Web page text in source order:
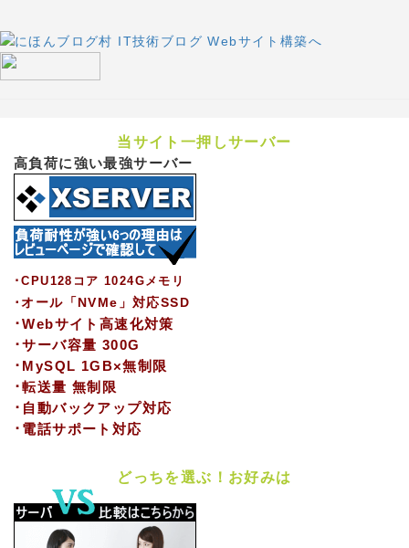
当サイト一押しサーバー
高負荷に強い最強サーバー
･CPU128コア 1024Gメモリ
･オール「NVMe」対応SSD
･Webサイト高速化対策
･サーバ容量 300G
･MySQL 1GB×無制限
･転送量 無制限
･自動バックアップ対応
･電話サポート対応
どっちを選ぶ！お好みは